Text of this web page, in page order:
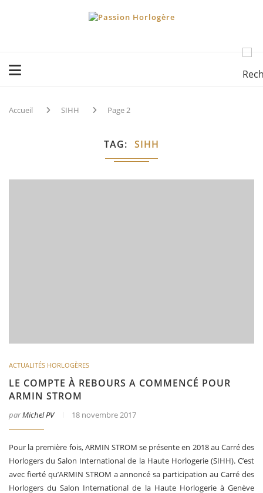
Accueil SIHH Page 2
TAG SIHH
ACTUALITÉS HORLOGÈRES
LE COMPTE À REBOURS A COMMENCÉ POUR
ARMIN STROM
parMichel PV 18 novembre 2017
Pour la première fois, ARMIN STROM se présente en 2018 au Carré des
Horlogers du Salon International de la Haute Horlogerie (SIHH). C’est
avec fierté qu’ARMIN STROM a annoncé sa participation au Carré des
Horlogers du Salon International de la Haute Horlogerie à Genève